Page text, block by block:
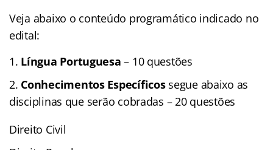
Veja abaixo o conteúdo programático indicado no
edital:
Língua Portuguesa – 10 questões
Conhecimentos Específicossegue abaixo as
disciplinas que serão cobradas – 20 questões
Direito Civil